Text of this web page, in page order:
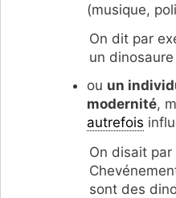
(musique,
On dit par
un
ou un
modernité,
autrefois
On disait par
sont des